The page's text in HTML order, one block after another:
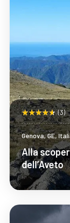
(3)
Genova, GE,
Alla
dell’Aveto